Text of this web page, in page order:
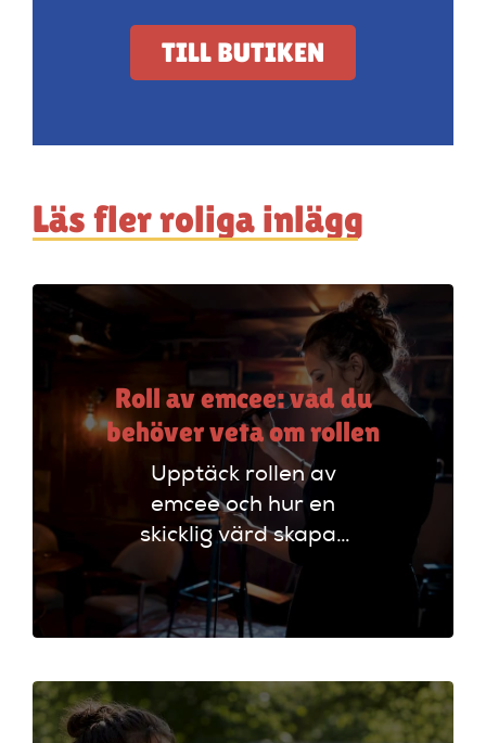
TILL BUTIKEN
Läs fler roliga inlägg
Roll av emcee: vad du
behöver veta om rollen
Upptäck rollen av
emcee och hur en
skicklig värd skapar
oförglömliga
evenemang genom
att styra
engagera publiken.